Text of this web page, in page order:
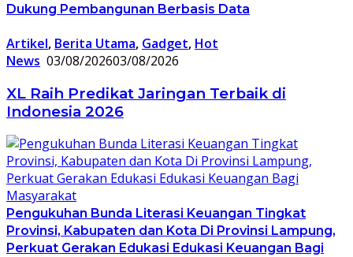
Dukung Pembangunan Berbasis Data
Artikel, Berita Utama, Gadget, Hot
News 03/08/202603/08/2026
XL Raih Predikat Jaringan Terbaik di
Indonesia 2026
Pengukuhan Bunda Literasi Keuangan Tingkat
Provinsi, Kabupaten dan Kota Di Provinsi Lampung,
Perkuat Gerakan Edukasi Edukasi Keuangan Bagi